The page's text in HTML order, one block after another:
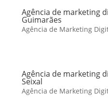
Agência de marketing
Guimarães
Agência de Marketing
Agência de marketing
Seixal
Agência de Marketing